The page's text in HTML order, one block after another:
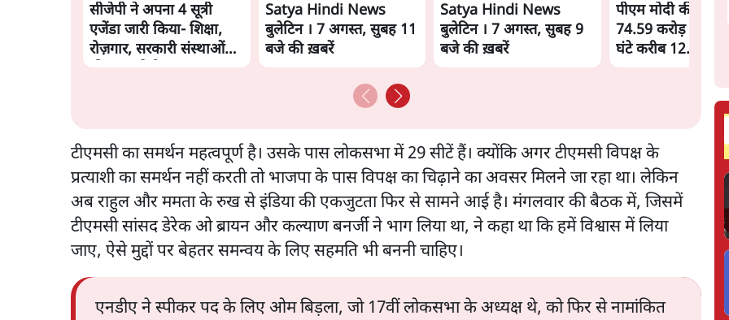
सीजेपी ने अपना 4 सूत्री
एजेंडा जारी किया- शिक्षा,
रोज़गार, सरकारी संस्थाओं
Satya Hindi News
बुलेटिन । 7 अगस्त, सुबह 11
बजे की ख़बरें
Satya Hindi News
बुलेटिन । 7 अगस्त, सुबह 9
बजे की ख़बरें
पीएम मोदी की विदेश
74.59 करोड़ रुपये
घंटे करीब 12.4 लाख
टीएमसी का समर्थन महत्वपूर्ण है। उसके पास लोकसभा में 29 सीटें हैं। क्योंकि अगर टीएमसी विपक्ष के
प्रत्याशी का समर्थन नहीं करती तो भाजपा के पास विपक्ष का चिढ़ाने का अवसर मिलने जा रहा था। लेकिन
अब राहुल और ममता के रुख से इंडिया की एकजुटता फिर से सामने आई है। मंगलवार की बैठक में, जिसमें
टीएमसी सांसद डेरेक ओ ब्रायन और कल्याण बनर्जी ने भाग लिया था, ने कहा था कि हमें विश्वास में लिया
जाए, ऐसे मुद्दों पर बेहतर समन्वय के लिए सहमति भी बननी चाहिए।
एनडीए ने स्पीकर पद के लिए ओम बिड़ला, जो 17वीं लोकसभा के अध्यक्ष थे, को फिर से नामांकित